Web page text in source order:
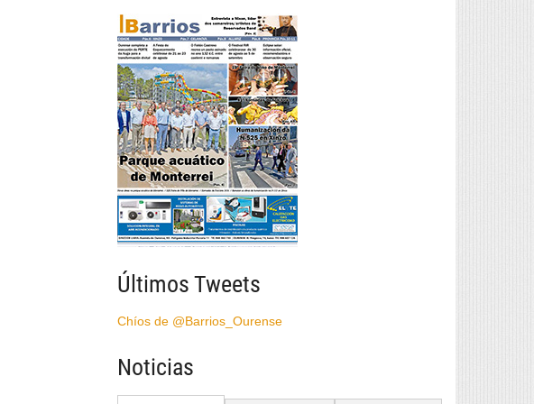
Últimos Tweets
Chíos de @Barrios_Ourense
Noticias